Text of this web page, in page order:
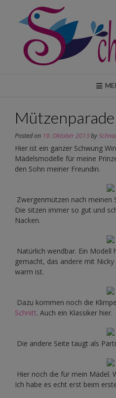
content
Mützenparade
Posted on 19. Oktober 2013by
Hier ist ein ganzer Schwung
Mädelsmodelle für meine
den Sohn meiner Freundin.
Zwergenmützen nach meinen
Die sitzen immer so gut und
Nacken.
Natürlich wendbar. Ein Modell
gemacht, das andere mit
warm ist.
Dazu kommen noch die
Schnitt. Auch ein Klassiker hier.
Die andere Seite taugt als
Hier noch die für mein Mädel.
Ich habe es echt erst beim